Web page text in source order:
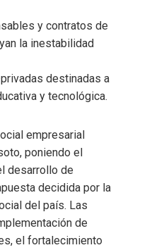
y contratos de
la inestabilidad
destinadas a
y tecnológica.
empresarial
poniendo el
desarrollo de
decidida por la
del país. Las
de
el fortalecimiento